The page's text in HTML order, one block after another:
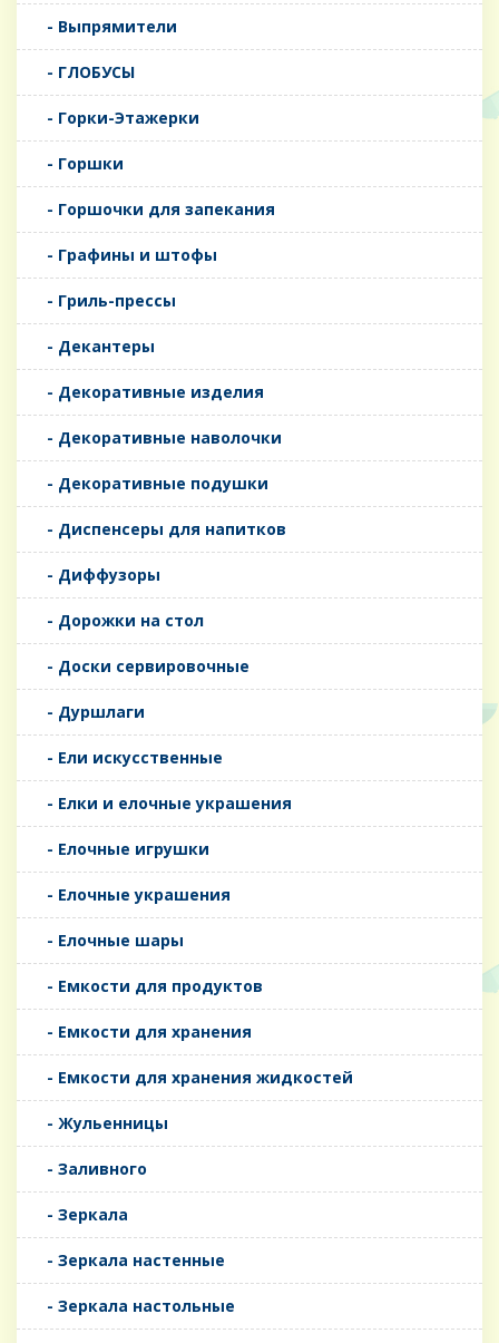
- Выпрямители
- ГЛОБУСЫ
- Горки-Этажерки
- Горшки
- Горшочки для запекания
- Графины и штофы
- Гриль-прессы
- Декантеры
- Декоративные изделия
- Декоративные наволочки
- Декоративные подушки
- Диспенсеры для напитков
- Диффузоры
- Дорожки на стол
- Доски сервировочные
- Дуршлаги
- Ели искусственные
- Елки и елочные украшения
- Елочные игрушки
- Елочные украшения
- Елочные шары
- Емкости для продуктов
- Емкости для хранения
- Емкости для хранения жидкостей
- Жульенницы
- Заливного
- Зеркала
- Зеркала настенные
- Зеркала настольные